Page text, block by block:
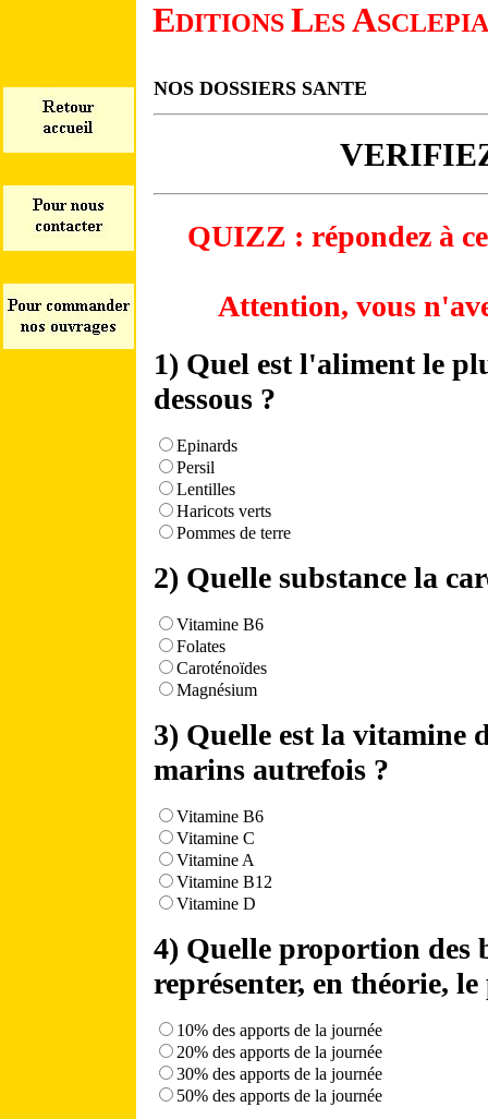
EDITIONS LES A
NOS DOSSIERS SANTE
QUIZZ : répondez à
Attention, vous
1) Quel est l'aliment le
dessous ?
Epinards
Persil
Lentilles
Haricots verts
Pommes de terre
2) Quelle substance la
Vitamine B6
Folates
Caroténoïdes
Magnésium
3) Quelle est la vitamine
marins autrefois ?
Vitamine B6
Vitamine C
Vitamine A
Vitamine B12
Vitamine D
4) Quelle proportion des
représenter, en théorie,
10% des apports de la journée
20% des apports de la journée
30% des apports de la journée
50% des apports de la journée